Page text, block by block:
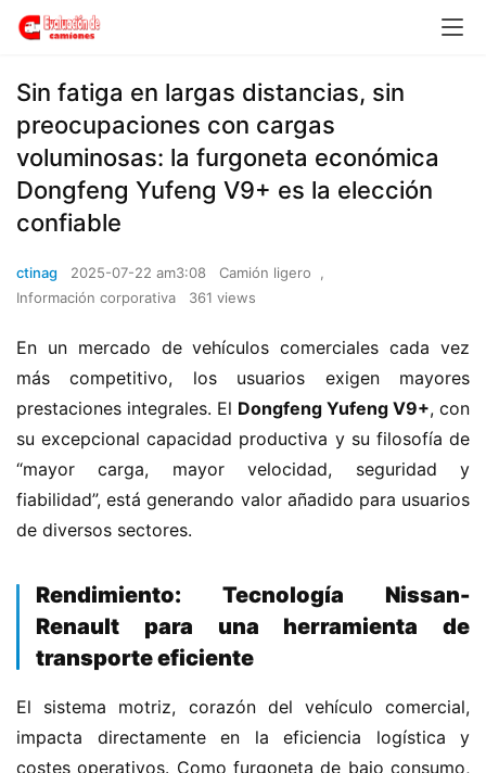
​​Sin fatiga en largas distancias, sin
preocupaciones con cargas
voluminosas: la furgoneta económica
Dongfeng Yufeng V9+ es la elección
confiable​​
ctinag 2025-07-22 am3:08 Camión ligero
,
Información corporativa
361 views
En un mercado de vehículos comerciales cada vez
más competitivo, los usuarios exigen mayores
prestaciones integrales. El ​ ​Dongfeng Yufeng V9+​​, con
su excepcional capacidad productiva y su filosofía de
“mayor carga, mayor velocidad, seguridad y
fiabilidad”, está generando valor añadido para usuarios
de diversos sectores.
​Rendimiento: Tecnología Nissan-
Renault para una herramienta de
transporte eficiente​
El sistema motriz, corazón del vehículo comercial,
impacta directamente en la eficiencia logística y
costes operativos. Como furgoneta de bajo consumo,